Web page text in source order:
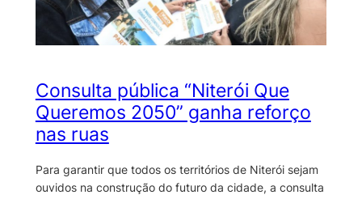
Consulta pública “Niterói Que
Queremos 2050” ganha reforço
nas ruas
Para garantir que todos os territórios de Niterói sejam
ouvidos na construção do futuro da cidade, a consulta